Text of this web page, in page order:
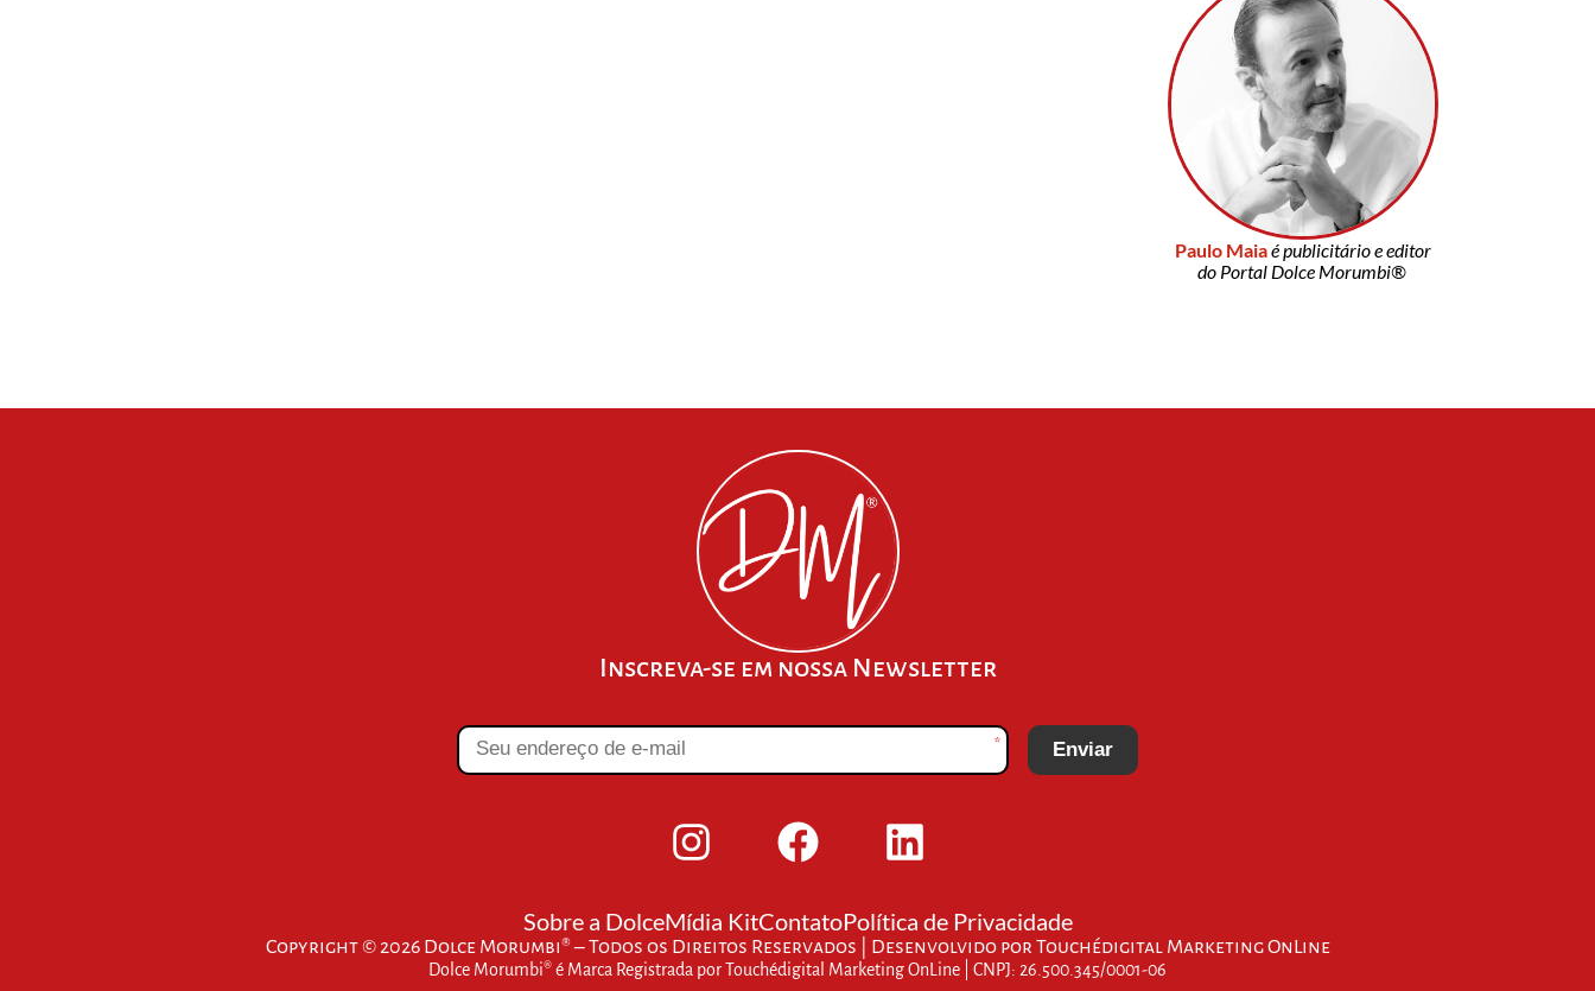
Paulo Maiaé publicitário e editor
do Portal Dolce Morumbi®
Inscreva-se em nossa Newsletter
* Enviar
Sobre a DolceMídia KitContatoPolítica de Privacidade
Copyright © 2026 Dolce Morumbi® – Todos os Direitos Reservados | Desenvolvido por Touchédigital Marketing OnLine
Dolce Morumbi® é Marca Registrada por Touchédigital Marketing OnLine | CNPJ: 26.500.345/0001-06